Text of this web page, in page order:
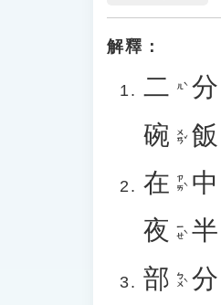
解釋：
二 ㄦˋ 分
碗 ㄨㄢˇ 飯
在 ㄗㄞˋ 中
夜 ㄧㄝˋ 半
部 ㄅㄨˋ 分